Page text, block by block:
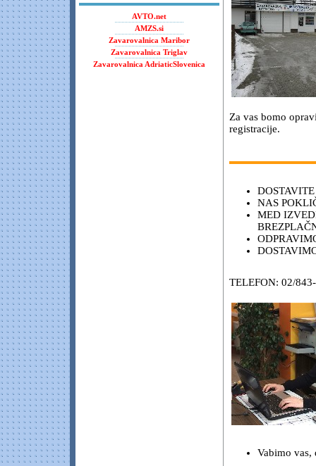
AVTO.net
AMZS.si
Zavarovalnica Maribor
Zavarovalnica Triglav
Zavarovalnica AdriaticSlovenica
Za vas bomo
registracije.
NAS
MED
TELEFON: 02/
Vabimo vas,